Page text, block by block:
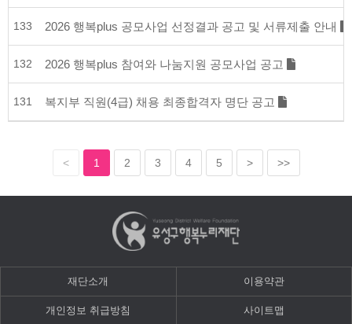
133 2026 행복plus 공모사업 선정결과 공고 및 서류제출 안내
132 2026 행복plus 참여와 나눔지원 공모사업 공고
131 복지부 직원(4급) 채용 최종합격자 명단 공고
< 1 2 3 4 5 > >>
재단소개 이용약관
개인정보 취급방침 사이트맵